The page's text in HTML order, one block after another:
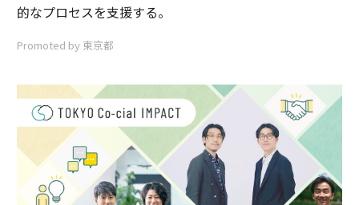
的なプロセスを支援する。
Promoted by 東京都